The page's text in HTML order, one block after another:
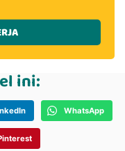
ini:
WhatsApp